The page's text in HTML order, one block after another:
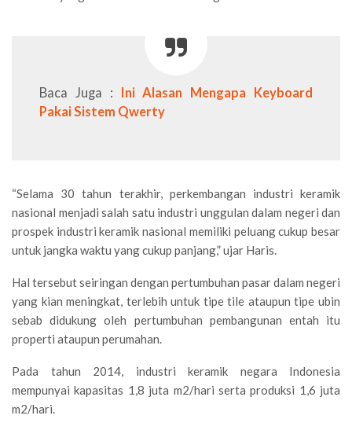
Baca Juga : Ini Alasan Mengapa Keyboard
Pakai Sistem Qwerty
“Selama 30 tahun terakhir, perkembangan industri keramik
nasional menjadi salah satu industri unggulan dalam negeri dan
prospek industri keramik nasional memiliki peluang cukup besar
untuk jangka waktu yang cukup panjang,” ujar Haris.
Hal tersebut seiringan dengan pertumbuhan pasar dalam negeri
yang kian meningkat, terlebih untuk tipe tile ataupun tipe ubin
sebab didukung oleh pertumbuhan pembangunan entah itu
properti ataupun perumahan.
Pada tahun 2014, industri keramik negara Indonesia
mempunyai kapasitas 1,8 juta m2/hari serta produksi 1,6 juta
m2/hari.